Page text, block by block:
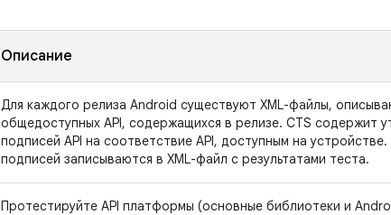
Описание
Для каждого релиза Android существуют XML-файлы,
общедоступных API, содержащихся в релизе. CTS содержит
подписей API на соответствие API, доступным на
подписей записываются в XML-файл с результатами теста.
Протестируйте API платформы (основные библиотеки и